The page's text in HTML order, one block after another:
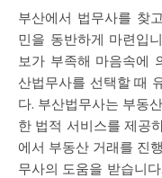
부산에서 법무사를 찾고 계신가요? 법무사와의 상담은 늘 고
민을 동반하게 마련입
보가 부족해 마음속에
산법무사를 선택할 때
다. 부산법무사는 부동
한 법적 서비스를 제공
에서 부동산 거래를 진
무사의 도움을 받습니